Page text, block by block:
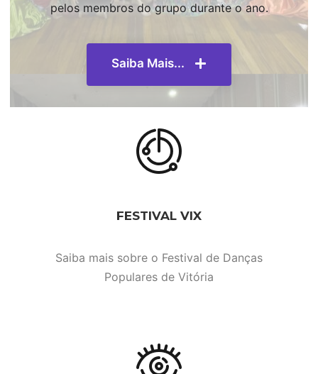
pelos membros do grupo durante o ano.
Saiba Mais...
FESTIVAL VIX
Saiba mais sobre o Festival de Danças
Populares de Vitória